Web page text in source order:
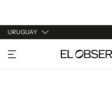
URUGUAY
URUGUAY
ARGENTINA